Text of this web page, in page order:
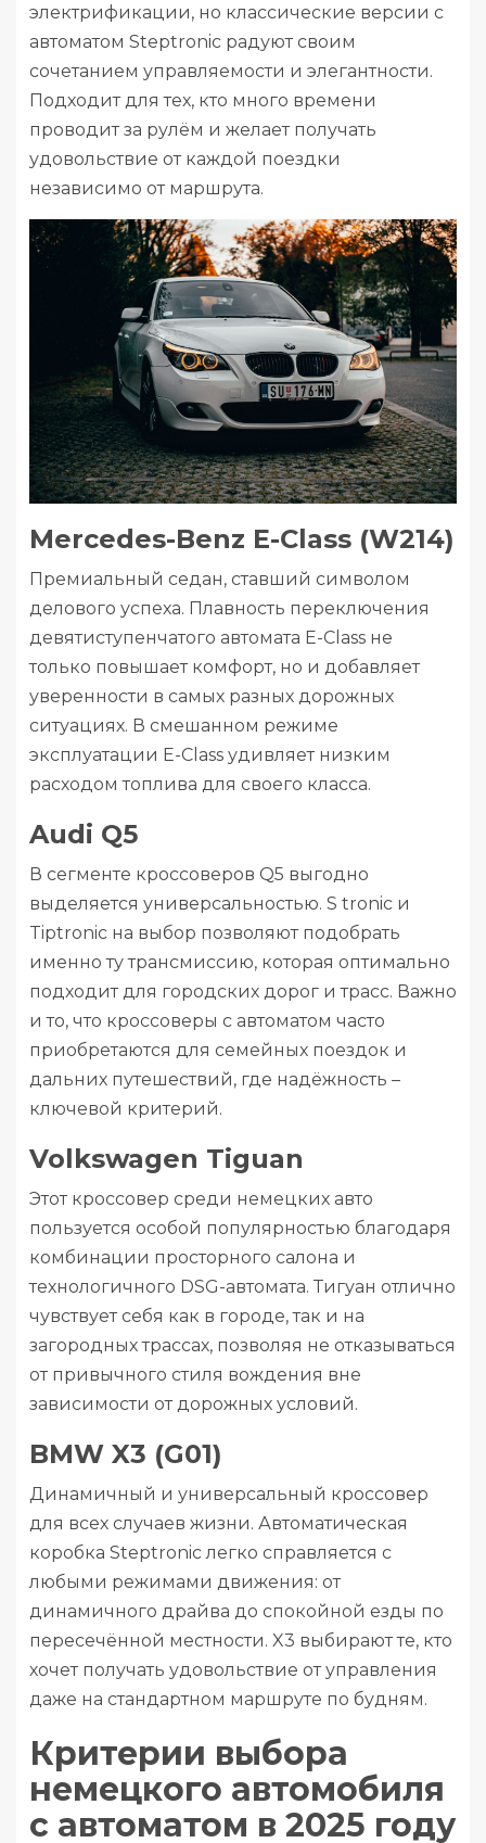
электрификации, но классические версии с
автоматом Steptronic радуют своим
сочетанием управляемости и элегантности.
Подходит для тех, кто много времени
проводит за рулём и желает получать
удовольствие от каждой поездки
независимо от маршрута.
Mercedes-Benz E-Class (W214)
Премиальный седан, ставший символом
делового успеха. Плавность переключения
девятиступенчатого автомата E-Class не
только повышает комфорт, но и добавляет
уверенности в самых разных дорожных
ситуациях. В смешанном режиме
эксплуатации E-Class удивляет низким
расходом топлива для своего класса.
Audi Q5
В сегменте кроссоверов Q5 выгодно
выделяется универсальностью. S tronic и
Tiptronic на выбор позволяют подобрать
именно ту трансмиссию, которая оптимально
подходит для городских дорог и трасс. Важно
и то, что кроссоверы с автоматом часто
приобретаются для семейных поездок и
дальних путешествий, где надёжность –
ключевой критерий.
Volkswagen Tiguan
Этот кроссовер среди немецких авто
пользуется особой популярностью благодаря
комбинации просторного салона и
технологичного DSG-автомата. Тигуан отлично
чувствует себя как в городе, так и на
загородных трассах, позволяя не отказываться
от привычного стиля вождения вне
зависимости от дорожных условий.
BMW X3 (G01)
Динамичный и универсальный кроссовер
для всех случаев жизни. Автоматическая
коробка Steptronic легко справляется с
любыми режимами движения: от
динамичного драйва до спокойной езды по
пересечённой местности. X3 выбирают те, кто
хочет получать удовольствие от управления
даже на стандартном маршруте по будням.
Критерии выбора
немецкого автомобиля
с автоматом в 2025 году